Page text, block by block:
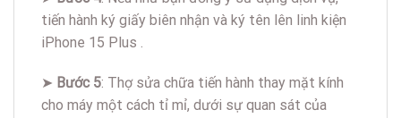
tiến hành ký giấy biên nhận và ký tên lên linh kiện
iPhone 15 Plus .
➤ Bước 5: Thợ sửa chữa tiến hành thay mặt kính
cho máy một cách tỉ mỉ, dưới sự quan sát của